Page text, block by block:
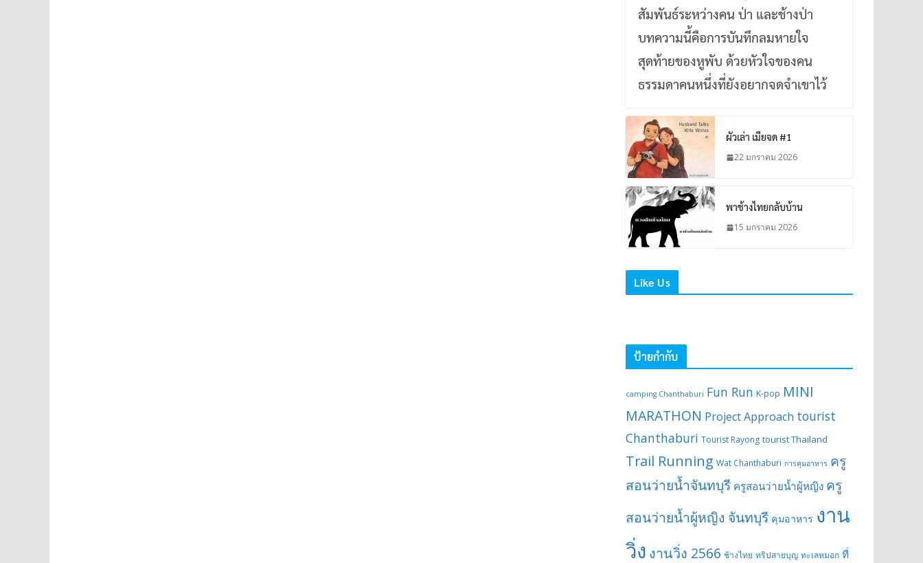
สัมพันธ์ระหว่างคน ป่า และช้างป่า
บทความนี้คือการบันทึกลมหายใจ
สุดท้ายของหูพับ ด้วยหัวใจของคน
ธรรมดาคนหนึ่งที่ยังอยากจดจำเขาไว้
ผัวเล่า เมียจด #1
22 มกราคม 2026
พาช้างไทยกลับบ้าน
15 มกราคม 2026
Like Us
ป้ายกำกับ
camping Chanthaburi Fun Run K-pop MINI
MARATHON Project Approach tourist
Chanthaburi Tourist Rayong tourist Thailand
Trail Running Wat Chanthaburi การคุมอาหาร ครู
สอนว่ายน้ำจันทบุรี ครูสอนว่ายน้ำผู้หญิง ครู
สอนว่ายน้ำผู้หญิง จันทบุรี คุมอาหาร งาน
วิ่ง งานวิ่ง 2566 ช้างไทย ทริปสายบุญ ทะเลหมอก ที่